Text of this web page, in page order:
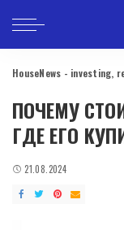
HouseNews - investing,
ПОЧЕМУ
ГДЕ ЕГО
21.08.2024